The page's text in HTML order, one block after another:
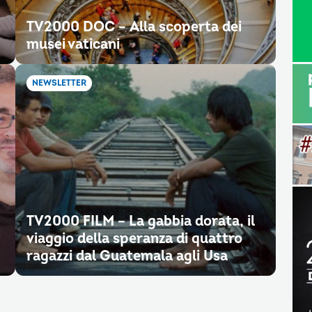
TV2000 DOC – Alla scoperta dei
musei vaticani
NEWSLETTER
TV2000 FILM – La gabbia dorata, il
viaggio della speranza di quattro
ragazzi dal Guatemala agli Usa